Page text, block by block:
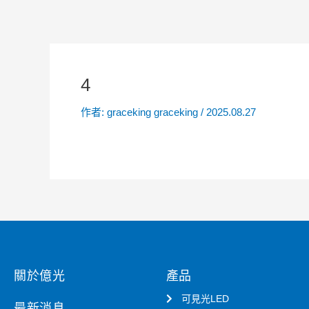
4
作者: graceking graceking / 2025.08.27
關於億光 產品
可見光LED